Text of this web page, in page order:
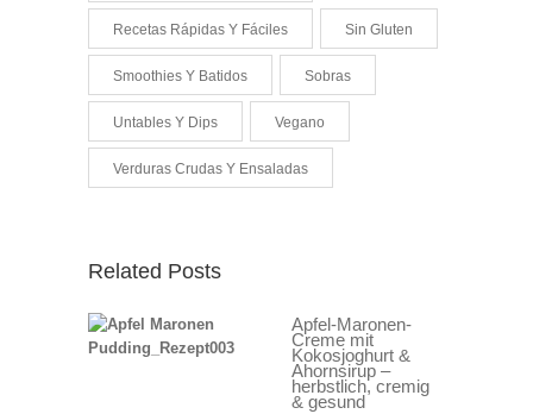
Recetas Rápidas Y Fáciles Sin Gluten
Smoothies Y Batidos Sobras
Untables Y Dips Vegano
Verduras Crudas Y Ensaladas
Related Posts
Apfel-Maronen-
Creme mit
Kokosjoghurt &
Ahornsirup –
herbstlich, cremig
& gesund